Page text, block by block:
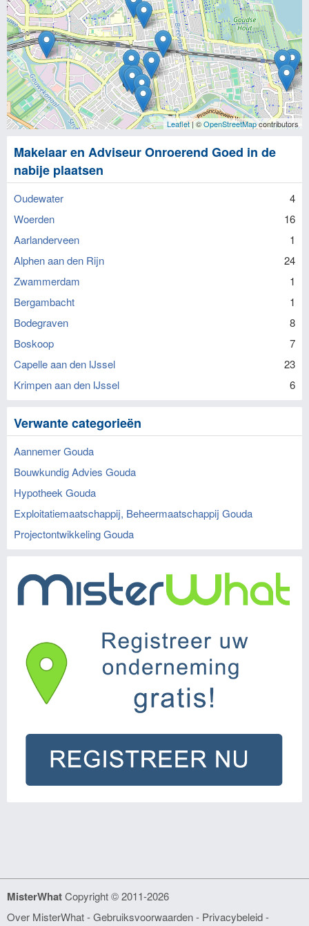
Leaflet| ©OpenStreetMapcontributors
Makelaar en Adviseur Onroerend Goed in de
nabije plaatsen
Oudewater
4
Woerden
16
Aarlanderveen
1
Alphen aan den Rijn
24
Zwammerdam
1
Bergambacht
1
Bodegraven
8
Boskoop
7
Capelle aan den IJssel
23
Krimpen aan den IJssel
6
Verwante categorieën
Aannemer Gouda
Bouwkundig Advies Gouda
Hypotheek Gouda
Exploitatiemaatschappij, Beheermaatschappij Gouda
Projectontwikkeling Gouda
MisterWhatCopyright © 2011-2026
Over MisterWhat-Gebruiksvoorwaarden- Privacybeleid -